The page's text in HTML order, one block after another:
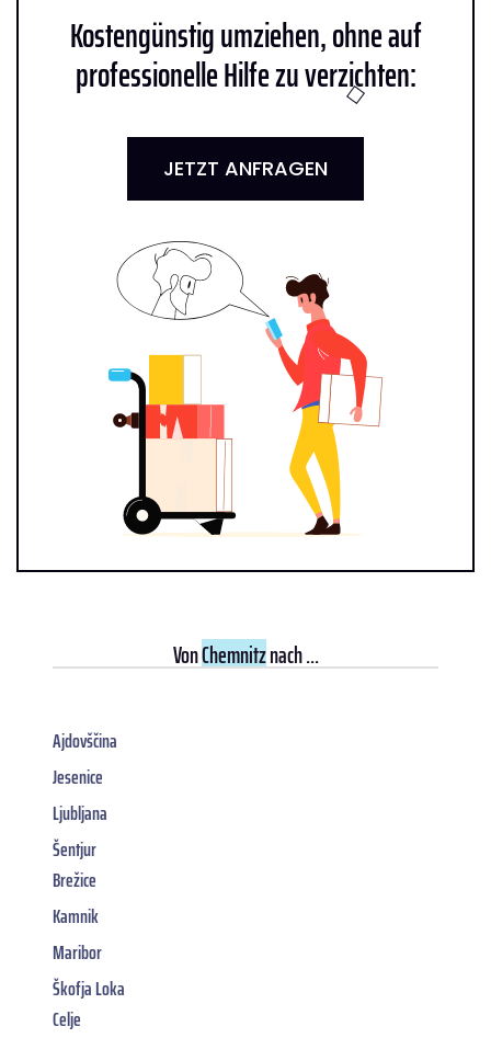
Kostengünstig umziehen, ohne auf
professionelle Hilfe zu verzichten:
JETZT ANFRAGEN
VonChemnitznach ...
Ajdovščina
Jesenice
Ljubljana
Šentjur
Brežice
Kamnik
Maribor
Škofja Loka
Celje